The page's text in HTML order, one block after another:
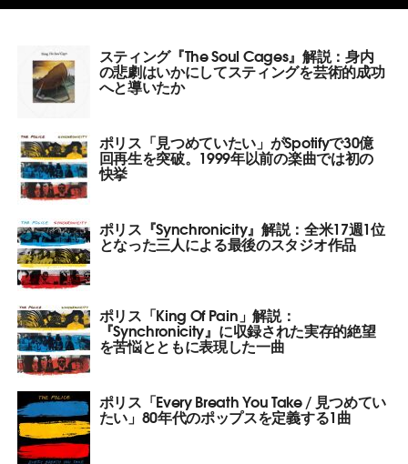
スティング『The Soul Cages』解説：身内
の悲劇はいかにしてスティングを芸術的成功
へと導いたか
ポリス「見つめていたい」がSpotifyで30億
回再生を突破。1999年以前の楽曲では初の
快挙
ポリス『Synchronicity』解説：全米17週1位
となった三人による最後のスタジオ作品
ポリス「King Of Pain」解説：
『Synchronicity』に収録された実存的絶望
を苦悩とともに表現した一曲
ポリス「Every Breath You Take / 見つめてい
たい」80年代のポップスを定義する1曲